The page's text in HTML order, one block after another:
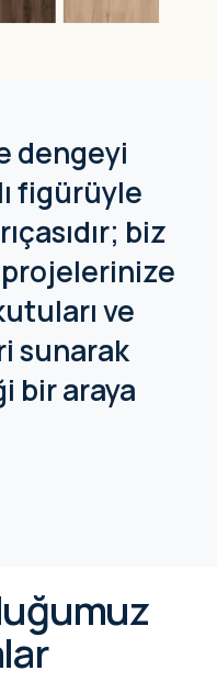
dengeyi
figürüyle
biz
projelerinize
ve
sunarak
bir araya